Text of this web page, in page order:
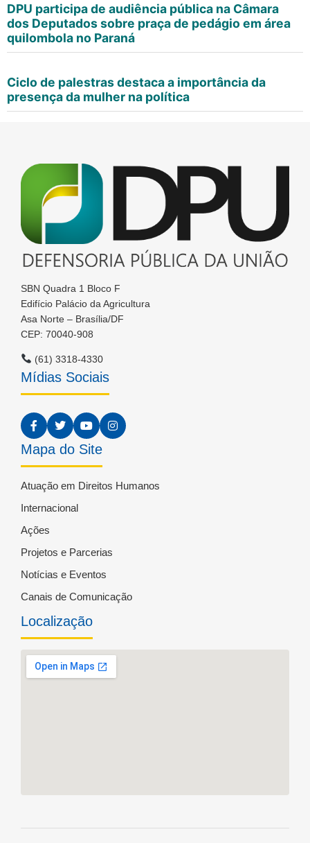
DPU participa de audiência pública na Câmara
dos Deputados sobre praça de pedágio em área
quilombola no Paraná
Ciclo de palestras destaca a importância da
presença da mulher na política
SBN Quadra 1 Bloco F
Edifício Palácio da Agricultura
Asa Norte – Brasília/DF
CEP: 70040-908
(61) 3318-4330
Mídias Sociais
Mapa do Site
Atuação em Direitos Humanos
Internacional
Ações
Projetos e Parcerias
Notícias e Eventos
Canais de Comunicação
Localização